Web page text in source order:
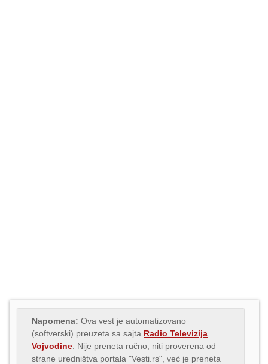
Napomena: Ova vest je automatizovano
(softverski) preuzeta sa sajta Radio Televizija
Vojvodine . Nije preneta ručno, niti proverena od
strane uredništva portala "Vesti.rs", već je preneta